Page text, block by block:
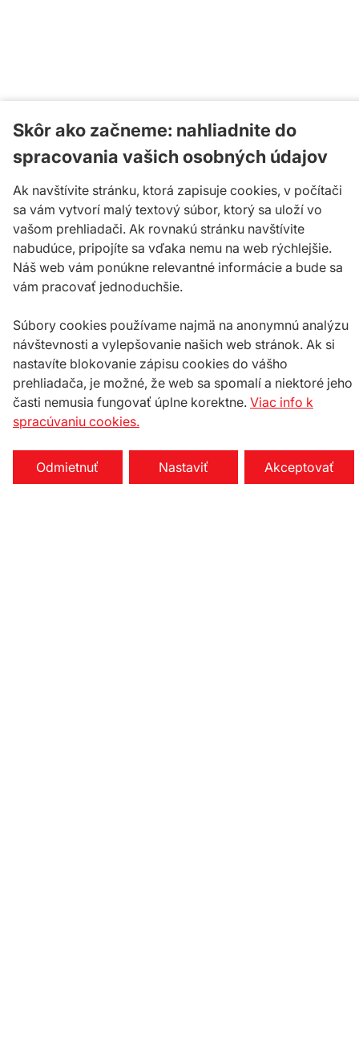
Skôr ako začneme: nahliadnite do
spracovania vašich osobných údajov
Ak navštívite stránku, ktorá zapisuje cookies, v počítači
sa vám vytvorí malý textový súbor, ktorý sa uloží vo
vašom prehliadači. Ak rovnakú stránku navštívite
nabudúce, pripojíte sa vďaka nemu na web rýchlejšie.
Náš web vám ponúkne relevantné informácie a bude sa
vám pracovať jednoduchšie.
Súbory cookies používame najmä na anonymnú analýzu
návštevnosti a vylepšovanie našich web stránok. Ak si
nastavíte blokovanie zápisu cookies do vášho
prehliadača, je možné, že web sa spomalí a niektoré jeho
časti nemusia fungovať úplne korektne. Viac info k
spracúvaniu cookies.
Odmietnuť Nastaviť Akceptovať